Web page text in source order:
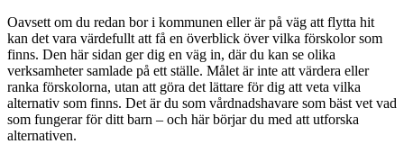
Oavsett om du redan bor i kommunen eller är på väg att flytta hit
kan det vara värdefullt att få en överblick över vilka förskolor som
finns. Den här sidan ger dig en väg in, där du kan se olika
verksamheter samlade på ett ställe. Målet är inte att värdera eller
ranka förskolorna, utan att göra det lättare för dig att veta vilka
alternativ som finns. Det är du som vårdnadshavare som bäst vet vad
som fungerar för ditt barn – och här börjar du med att utforska
alternativen.